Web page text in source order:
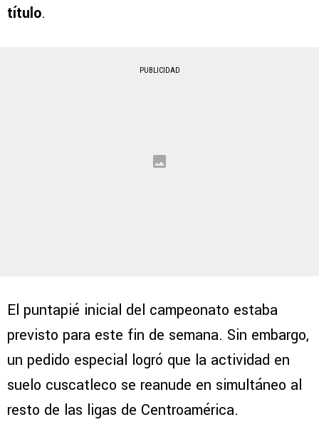
título.
PUBLICIDAD
El puntapié inicial del campeonato estaba
previsto para este fin de semana. Sin embargo,
un pedido especial logró que la actividad en
suelo cuscatleco se reanude en simultáneo al
resto de las ligas de Centroamérica.